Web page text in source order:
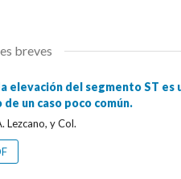
breves
elevación del segmento ST
de un caso poco común.
Lezcano, y Col.